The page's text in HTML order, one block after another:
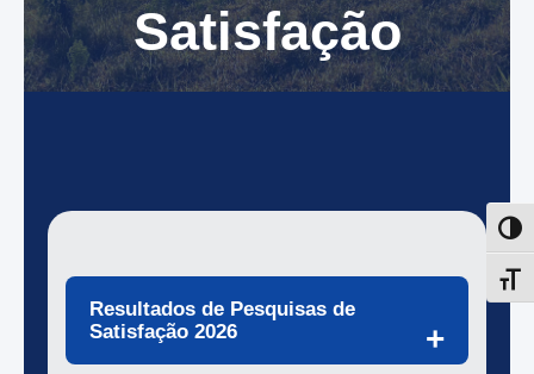
Satisfação
Resultados de Pesquisas de
Satisfação 2026